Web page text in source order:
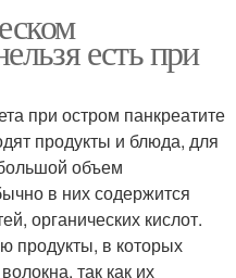
есть при
при остром панкреатите
продукты и блюда, для
объем
в них содержится
органических кислот.
продукты, в которых
так как их